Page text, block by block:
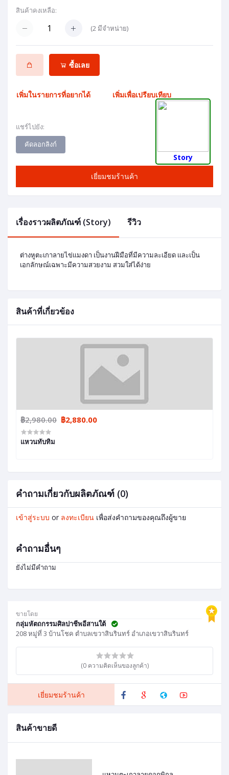
สินค้าคงเหลือ:
(2มีจำหน่าย)
ซื้อเลย
เพิ่มในรายการที่อยากได้ เพิ่มเพื่อเปรียบเทียบ
แชร์ไปยัง:
คัดลอกลิงก์
เยี่ยมชมร้านค้า
Story
ขายโดย
กลุ่มหัตถกรรมศิลปาชีพอีสานใต้
208 หมู่ที่ 3 บ้านโชค ตำบลเขวาสินรินทร์ อำเภอเขวาสินรินทร์
(0 ความคิดเห็นของลูกค้า)
เยี่ยมชมร้านค้า
สินค้าขายดี
เรื่องราวผลิตภัณฑ์ (Story) รีวิว
ต่างหูตะเกาลายไข่แมงดา เป็นงานฝีมือที่มีความละเอียด เเละเป็น
เอกลักษณ์เฉพาะมีความสวยงาม สวมใส่ได้ง่าย
สินค้าที่เกี่ยวข้อง
฿2,980.00 ฿2,880.00
แหวนทับทิม
คำถามเกี่ยวกับผลิตภัณฑ์ (0)
เข้าสู่ระบบ or ลงทะเบียน เพื่อส่งคำถามของคุณถึงผู้ขาย
คำถามอื่นๆ
ยังไม่มีคำถาม